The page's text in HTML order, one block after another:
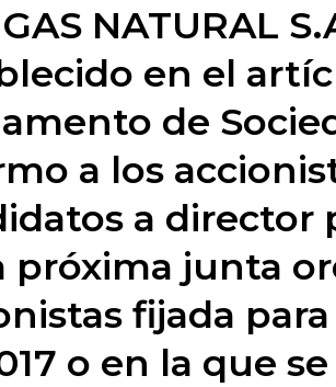
GAS NATURAL
en el
de
a los
a director
próxima junta
fijada
o en la que